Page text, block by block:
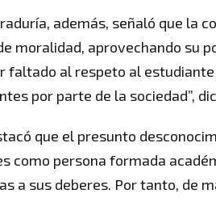
además, señaló que la
moralidad, aprovechando su
faltado al respeto al
por parte de la sociedad”,
que el presunto
como persona formada
a sus deberes. Por tanto, de